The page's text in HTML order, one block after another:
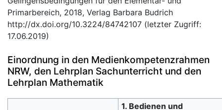
Primarbereich, 2018, Verlag Barbara Budrich
http://dx.doi.org/10.3224/84742107 (letzter Zugriff:
17.06.2019)
Einordnung in den Medienkompetenzrahmen
NRW, den Lehrplan Sachunterricht und den
Lehrplan Mathematik
1. Bedienen und